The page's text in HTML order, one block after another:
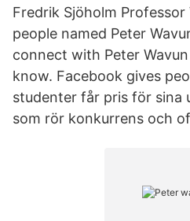
Fredrik Sjöholm
people named Peter
connect with Peter
know. Facebook gives
studenter får pris för sina
som rör konkurrens och